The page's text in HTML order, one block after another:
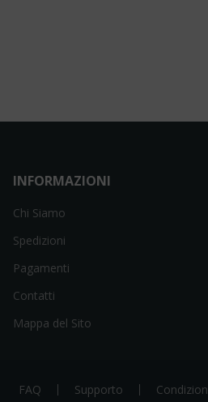
INFORMAZIONI
Chi Siamo
Spedizioni
Pagamenti
Contatti
Mappa del Sito
FAQ Supporto